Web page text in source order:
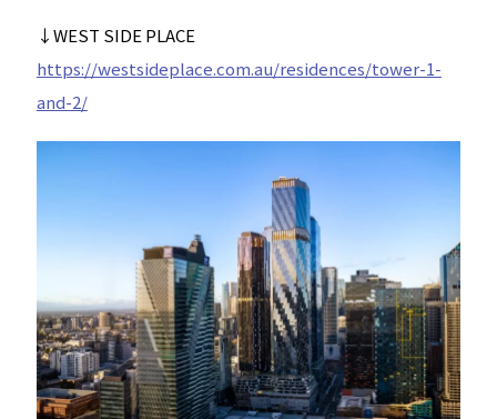
↓WEST SIDE PLACE
https://westsideplace.com.au/residences/tower-1-
and-2/